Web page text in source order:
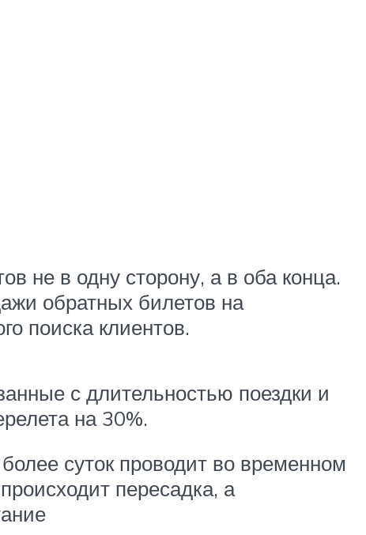
не в одну сторону, а в оба конца.
обратных билетов на
поиска клиентов.
с длительностью поездки и
на 30%.
суток проводит во временном
пересадка, а